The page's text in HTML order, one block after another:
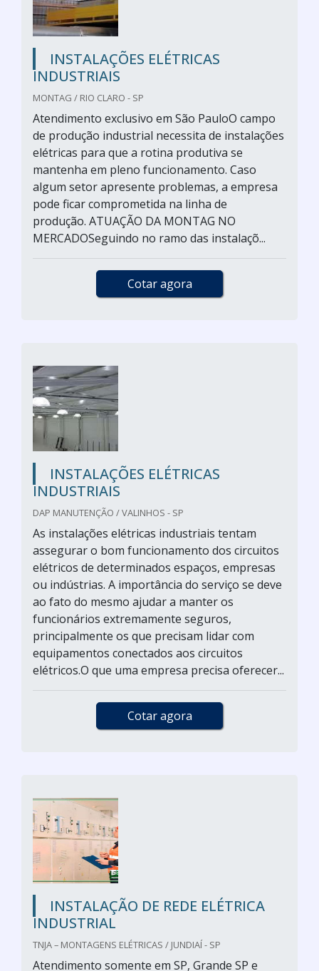
INSTALAÇÕES ELÉTRICAS
INDUSTRIAIS
MONTAG / RIO CLARO - SP
Atendimento exclusivo em São PauloO campo
de produção industrial necessita de instalações
elétricas para que a rotina produtiva se
mantenha em pleno funcionamento. Caso
algum setor apresente problemas, a empresa
pode ficar comprometida na linha de
produção. ATUAÇÃO DA MONTAG NO
MERCADOSeguindo no ramo das instalaçõ...
Cotar agora
INSTALAÇÕES ELÉTRICAS
INDUSTRIAIS
DAP MANUTENÇÃO / VALINHOS - SP
As instalações elétricas industriais tentam
assegurar o bom funcionamento dos circuitos
elétricos de determinados espaços, empresas
ou indústrias. A importância do serviço se deve
ao fato do mesmo ajudar a manter os
funcionários extremamente seguros,
principalmente os que precisam lidar com
equipamentos conectados aos circuitos
elétricos.O que uma empresa precisa oferecer...
Cotar agora
INSTALAÇÃO DE REDE ELÉTRICA
INDUSTRIAL
TNJA – MONTAGENS ELÉTRICAS / JUNDIAÍ - SP
Atendimento somente em SP, Grande SP e